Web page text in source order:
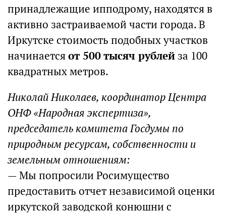
принадлежащие ипподрому, находятся в
активно застраиваемой части города. В
Иркутске стоимость подобных участков
начинаетсяот 500 тысяч рублей за 100
квадратных метров.
Николай Николаев, координатор Центра
ОНФ «Народная экспертиза»,
председатель комитета Госдумы по
природным ресурсам, собственности и
земельным отношениям:
— Мы попросили Росимущество
предоставить отчет независимой оценки
иркутской заводской конюшни с